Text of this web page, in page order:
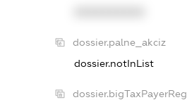
dossier.palne_akciz
dossier.notInList
dossier.bigTaxPayerReg